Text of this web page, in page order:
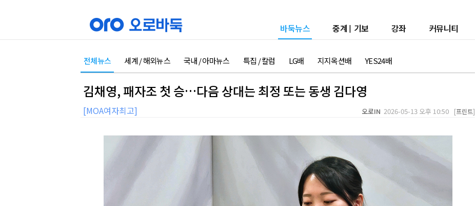
바둑뉴스 중계 | 기보 강좌 커뮤니티
전체뉴스 세계 / 해외뉴스 국내 / 아마뉴스 특집 / 칼럼 LG배 지지옥션배 YES24배
김채영, 패자조 첫 승…다음 상대는 최정 또는 동생 김다영
[MOA여자최고] 오로IN 2026-05-13 오후 10:50 [프린트]